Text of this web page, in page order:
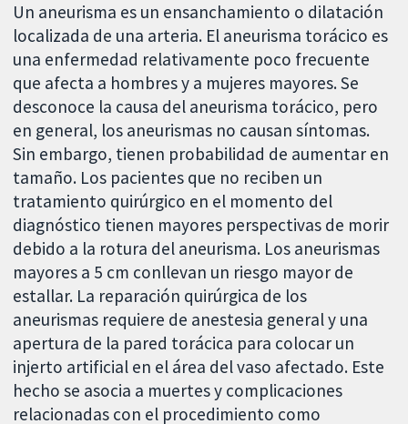
Un aneurisma es un ensanchamiento o dilatación
localizada de una arteria. El aneurisma torácico es
una enfermedad relativamente poco frecuente
que afecta a hombres y a mujeres mayores. Se
desconoce la causa del aneurisma torácico, pero
en general, los aneurismas no causan síntomas.
Sin embargo, tienen probabilidad de aumentar en
tamaño. Los pacientes que no reciben un
tratamiento quirúrgico en el momento del
diagnóstico tienen mayores perspectivas de morir
debido a la rotura del aneurisma. Los aneurismas
mayores a 5 cm conllevan un riesgo mayor de
estallar. La reparación quirúrgica de los
aneurismas requiere de anestesia general y una
apertura de la pared torácica para colocar un
injerto artificial en el área del vaso afectado. Este
hecho se asocia a muertes y complicaciones
relacionadas con el procedimiento como